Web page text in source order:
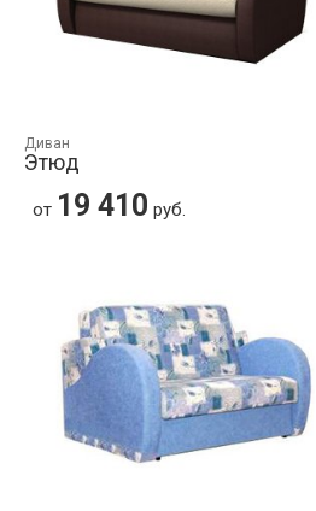
Диван
Этюд
от 19 410 руб.